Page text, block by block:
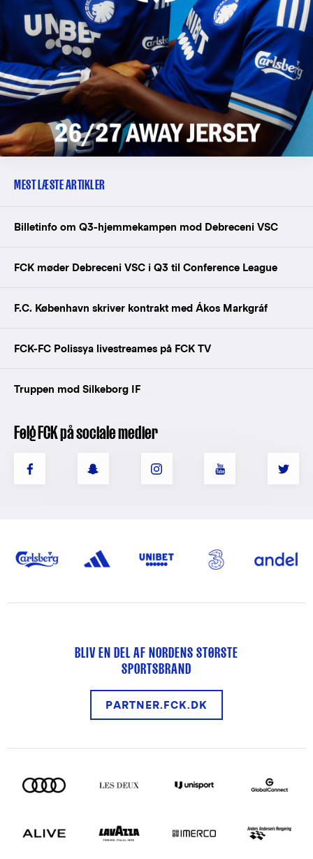
MEST LÆSTE ARTIKLER
Billetinfo om Q3-hjemmekampen mod Debreceni VSC
FCK møder Debreceni VSC i Q3 til Conference League
F.C. København skriver kontrakt med Ákos Markgráf
FCK-FC Polissya livestreames på FCK TV
Truppen mod Silkeborg IF
Følg FCK på sociale medier
BLIV EN DEL AF NORDENS STØRSTE
SPORTSBRAND
PARTNER.FCK.DK